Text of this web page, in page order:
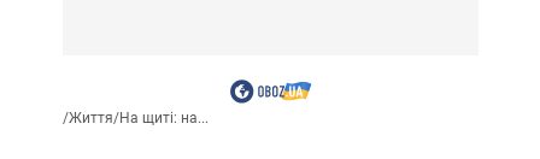
/Життя/На щиті: на...